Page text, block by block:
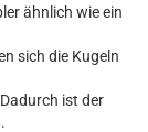
ähnlich wie ein
sich die Kugeln
ist der